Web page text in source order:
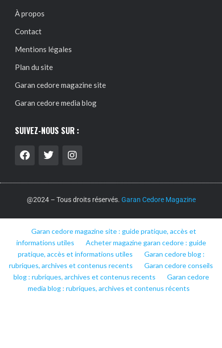
À propos
Contact
Mentions légales
Plan du site
Garan cedore magazine site
Garan cedore media blog
SUIVEZ-NOUS SUR :
@2024 – Tous droits réservés. Garan Cedore Magazine
Garan cedore magazine site : guide pratique, accès et
informations utiles
Acheter magazine garan cedore : guide
pratique, accès et informations utiles
Garan cedore blog :
rubriques, archives et contenus recents
Garan cedore conseils
blog : rubriques, archives et contenus recents
Garan cedore
media blog : rubriques, archives et contenus récents